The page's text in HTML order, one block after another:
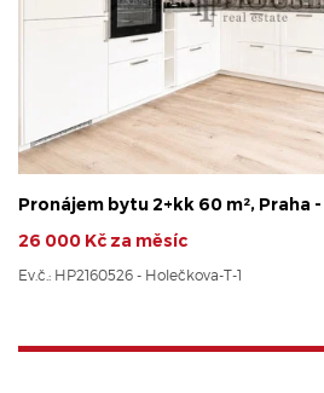
Pronájem bytu 2+kk 60 m², Praha
26 000 Kč za měsíc
Ev.č.: HP2160526 - Holečkova-T-1